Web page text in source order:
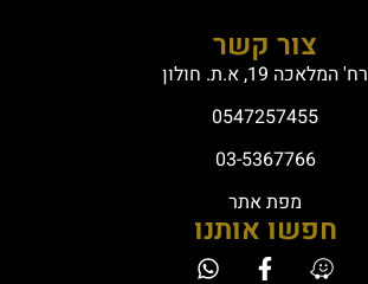
צור קשר
רח' המלאכה 19, א.ת. חולון
0547257455
03-5367766
מפת אתר
חפשו אותנו